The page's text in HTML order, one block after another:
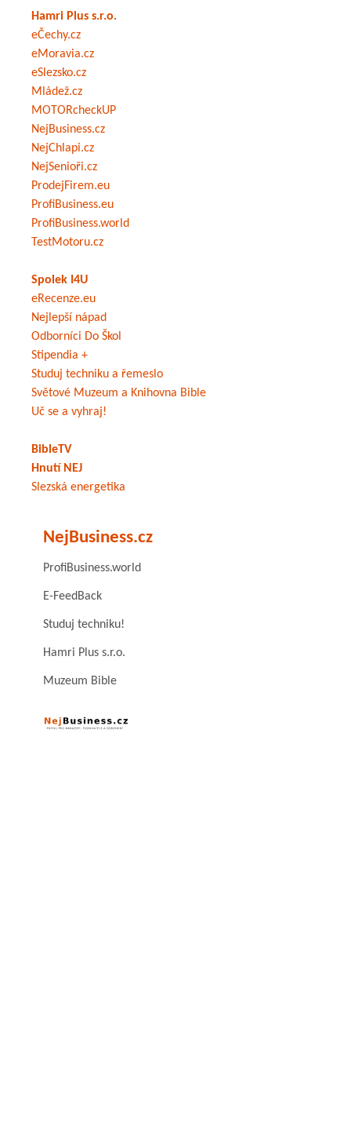
Hamri Plus s.r.o.
eČechy.cz
eMoravia.cz
eSlezsko.cz
Mládež.cz
MOTORcheckUP
NejBusiness.cz
NejChlapi.cz
NejSenioři.cz
ProdejFirem.eu
ProfiBusiness.eu
ProfiBusiness.world
TestMotoru.cz
Spolek I4U
eRecenze.eu
Nejlepší nápad
Odborníci Do Škol
Stipendia +
Studuj techniku a řemeslo
Světové Muzeum a Knihovna Bible
Uč se a vyhraj!
BibleTV
Hnutí NEJ
Slezská energetika
NejBusiness.cz
ProfiBusiness.world
E-FeedBack
Studuj techniku!
Hamri Plus s.r.o.
Muzeum Bible